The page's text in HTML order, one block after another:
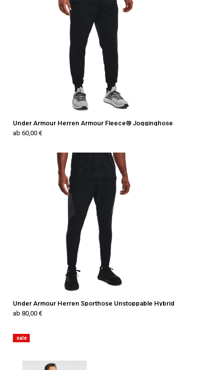
Under Armour Herren Armour Fleece® Jogginghose
ab 60,00 €
Under Armour Herren Sporthose Unstoppable Hybrid
ab 80,00 €
sale